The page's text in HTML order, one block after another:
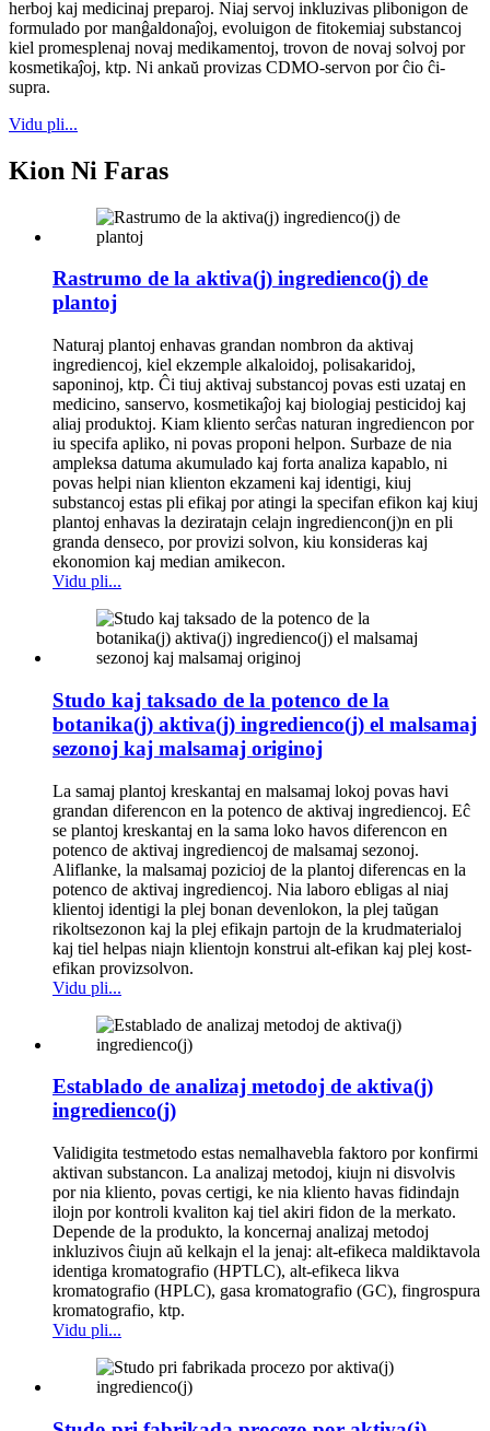
herboj kaj medicinaj preparoj. Niaj servoj inkluzivas plibonigon de
formulado por manĝaldonaĵoj, evoluigon de fitokemiaj substancoj
kiel promesplenaj novaj medikamentoj, trovon de novaj solvoj por
kosmetikaĵoj, ktp. Ni ankaŭ provizas CDMO-servon por ĉio ĉi-
supra.
Vidu pli...
Kion Ni Faras
Rastrumo de la aktiva(j) ingredienco(j) de
plantoj
Naturaj plantoj enhavas grandan nombron da aktivaj
ingrediencoj, kiel ekzemple alkaloidoj, polisakaridoj,
saponinoj, ktp. Ĉi tiuj aktivaj substancoj povas esti uzataj en
medicino, sanservo, kosmetikaĵoj kaj biologiaj pesticidoj kaj
aliaj produktoj. Kiam kliento serĉas naturan ingrediencon por
iu specifa apliko, ni povas proponi helpon. Surbaze de nia
ampleksa datuma akumulado kaj forta analiza kapablo, ni
povas helpi nian klienton ekzameni kaj identigi, kiuj
substancoj estas pli efikaj por atingi la specifan efikon kaj kiuj
plantoj enhavas la deziratajn celajn ingrediencon(j)n en pli
granda denseco, por provizi solvon, kiu konsideras kaj
ekonomion kaj median amikecon.
Vidu pli...
Studo kaj taksado de la potenco de la
botanika(j) aktiva(j) ingredienco(j) el malsamaj
sezonoj kaj malsamaj originoj
La samaj plantoj kreskantaj en malsamaj lokoj povas havi
grandan diferencon en la potenco de aktivaj ingrediencoj. Eĉ
se plantoj kreskantaj en la sama loko havos diferencon en
potenco de aktivaj ingrediencoj de malsamaj sezonoj.
Aliflanke, la malsamaj pozicioj de la plantoj diferencas en la
potenco de aktivaj ingrediencoj. Nia laboro ebligas al niaj
klientoj identigi la plej bonan devenlokon, la plej taŭgan
rikoltsezonon kaj la plej efikajn partojn de la krudmaterialoj
kaj tiel helpas niajn klientojn konstrui alt-efikan kaj plej kost-
efikan provizsolvon.
Vidu pli...
Establado de analizaj metodoj de aktiva(j)
ingredienco(j)
Validigita testmetodo estas nemalhavebla faktoro por konfirmi
aktivan substancon. La analizaj metodoj, kiujn ni disvolvis
por nia kliento, povas certigi, ke nia kliento havas fidindajn
ilojn por kontroli kvaliton kaj tiel akiri fidon de la merkato.
Depende de la produkto, la koncernaj analizaj metodoj
inkluzivos ĉiujn aŭ kelkajn el la jenaj: alt-efikeca maldiktavola
identiga kromatografio (HPTLC), alt-efikeca likva
kromatografio (HPLC), gasa kromatografio (GC), fingrospura
kromatografio, ktp.
Vidu pli...